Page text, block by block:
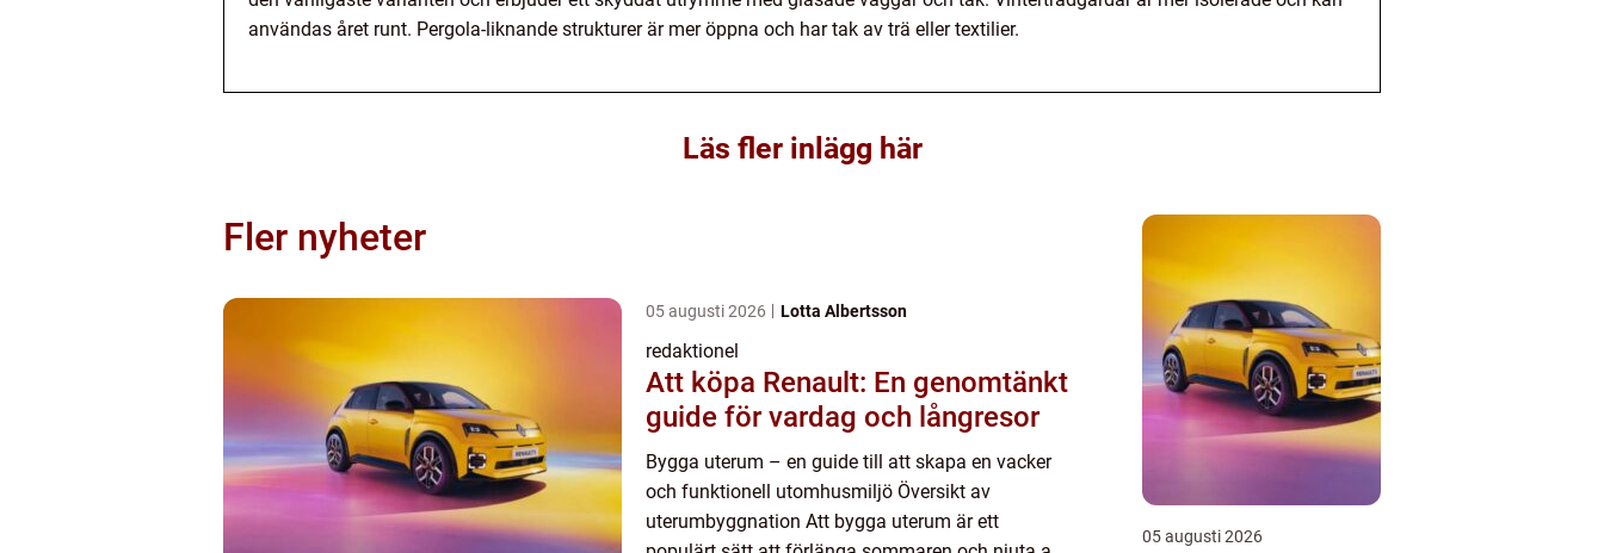
användas året runt. Pergola-liknande strukturer är mer öppna och har tak av trä eller textilier.
Läs fler inlägg här
Fler nyheter
05 augusti 2026 Lotta Albertsson
redaktionel
Att köpa Renault: En genomtänkt
guide för vardag och långresor
Bygga uterum – en guide till att skapa en vacker
och funktionell utomhusmiljö Översikt av
uterumbyggnation Att bygga uterum är ett
05 augusti 2026